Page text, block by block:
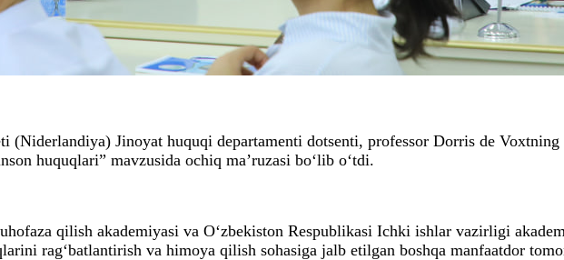
Jinoyat huquqi departamenti dotsenti, professor Dorris de
huquqlari” mavzusida ochiq ma’ruzasi bo‘lib o‘tdi.
qilish akademiyasi va O‘zbekiston Respublikasi Ichki ishlar vazirligi
rag‘batlantirish va himoya qilish sohasiga jalb etilgan boshqa manfaatdor